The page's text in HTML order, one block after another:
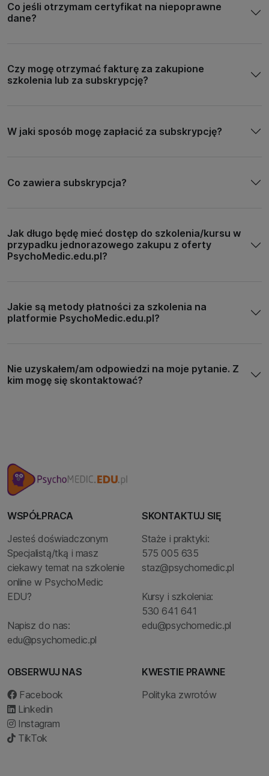
Co jeśli otrzymam certyfikat na niepoprawne
dane?
Czy mogę otrzymać fakturę za zakupione
szkolenia lub za subskrypcję?
W jaki sposób mogę zapłacić za subskrypcję?
Co zawiera subskrypcja?
Jak długo będę mieć dostęp do szkolenia/kursu w
przypadku jednorazowego zakupu z oferty
PsychoMedic.edu.pl?
Jakie są metody płatności za szkolenia na
platformie PsychoMedic.edu.pl?
Nie uzyskałem/am odpowiedzi na moje pytanie. Z
kim mogę się skontaktować?
WSPÓŁPRACA
Jesteś doświadczonym
Specjalistą/tką i masz
ciekawy temat na szkolenie
online w PsychoMedic
EDU?
Napisz do nas:
edu@psychomedic.pl
SKONTAKTUJ SIĘ
Staże i praktyki:
575 005 635
staz@psychomedic.pl
Kursy i szkolenia:
530 641 641
edu@psychomedic.pl
OBSERWUJ NAS
Facebook
Linkedin
Instagram
TikTok
KWESTIE PRAWNE
Polityka zwrotów